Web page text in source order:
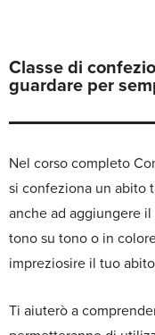
Classe di
guardare per
Nel corso completo
si confeziona un abito
anche ad aggiungere
tono su tono o in
impreziosire il tuo
Ti aiuterò a